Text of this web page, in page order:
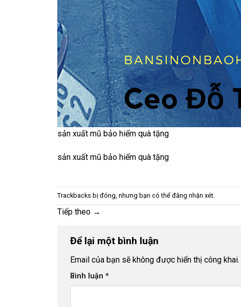
sản xuất mũ bảo hiểm quà tặng
sản xuất mũ bảo hiểm quà tặng
Trackbacks bị đóng, nhưng bạn có thể đăng nhận xét
Tiếp theo →
Để lại một bình luận
Email của bạn sẽ không được hiển thị công khai.
Bình luận *